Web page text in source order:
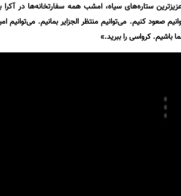
ستاره‌های سیاه، امشب همه سفارتخانه‌ها
صعود کنیم. می‌توانیم منتظر الجزایر بمانیم.
باشیم. کرواسی را ببرید.»